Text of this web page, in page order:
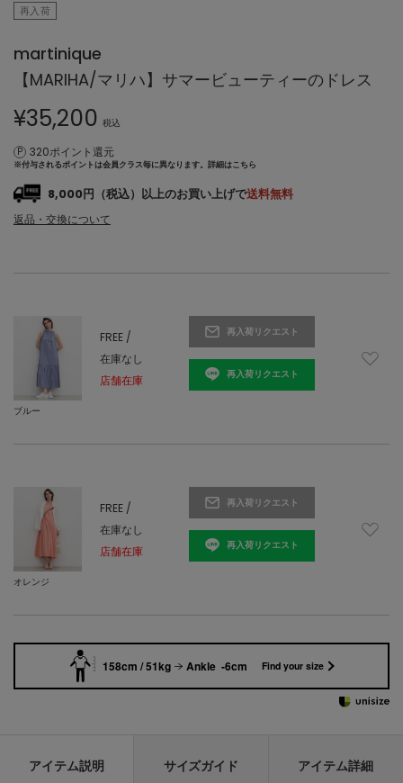
再入荷
martinique
【MARIHA/マリハ】サマービューティーのドレス
¥35,200 税込
320ポイント還元
※付与されるポイントは会員クラス毎に異なります。 詳細はこちら
8,000円（税込）以上のお買い上げで送料無料
返品・交換について
ブルー
FREE /
在庫なし
店舗在庫
再入荷リクエスト
再入荷リクエスト
オレンジ
FREE /
在庫なし
店舗在庫
再入荷リクエスト
再入荷リクエスト
158cm / 51kg Ankle -6cm Find your size
アイテム説明 サイズガイド アイテム詳細